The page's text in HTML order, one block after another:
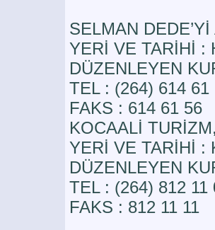
SELMAN
YERİ VE TARİHİ :
DÜZENLEYEN
TEL : (264) 614
FAKS : 614 61 56
KOCAALİ
YERİ VE TARİHİ :
DÜZENLEYEN
TEL : (264) 812 11
FAKS : 812 11 11